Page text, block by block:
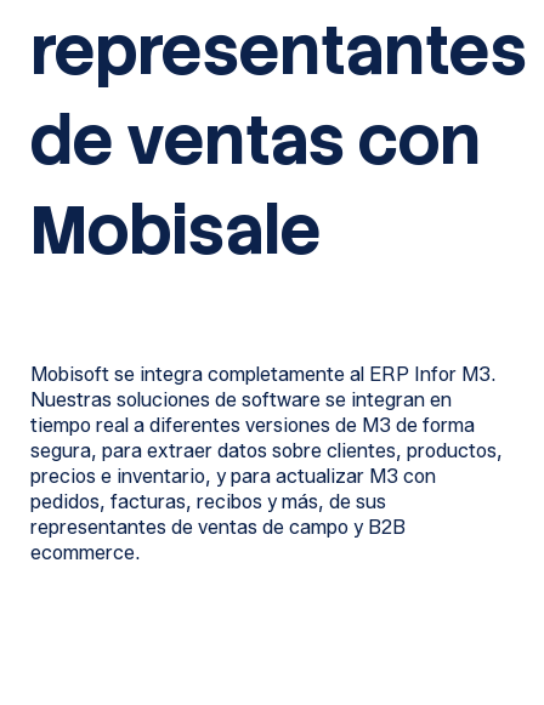
representantes
de ventas con
Mobisale
Mobisoft se integra completamente al ERP Infor M3.
Nuestras soluciones de software se integran en
tiempo real a diferentes versiones de M3 de forma
segura, para extraer datos sobre clientes, productos,
precios e inventario, y para actualizar M3 con
pedidos, facturas, recibos y más, de sus
representantes de ventas de campo y B2B
ecommerce.